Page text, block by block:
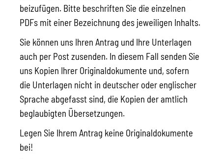
beizufügen. Bitte beschriften Sie die einzelnen
PDFs mit einer Bezeichnung des jeweiligen Inhalts.
Sie können uns Ihren Antrag und Ihre Unterlagen
auch per Post zusenden. In diesem Fall senden Sie
uns Kopien Ihrer Originaldokumente und, sofern
die Unterlagen nicht in deutscher oder englischer
Sprache abgefasst sind, die Kopien der amtlich
beglaubigten Übersetzungen.
Legen Sie Ihrem Antrag keine Originaldokumente
bei!